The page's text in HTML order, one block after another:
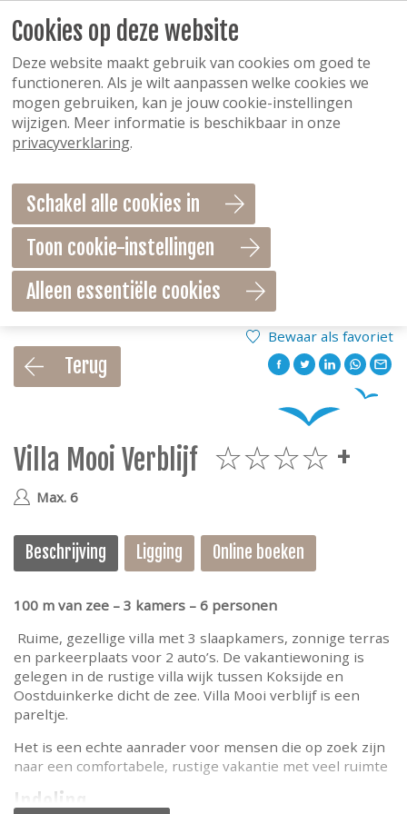
Bewaar als favoriet
Terug
Villa Mooi Verblijf
Max. 6
Beschrijving Ligging Online boeken
100 m van zee – 3 kamers – 6 personen
Ruime, gezellige villa met 3 slaapkamers, zonnige terras
en parkeerplaats voor 2 auto’s. De vakantiewoning is
gelegen in de rustige villa wijk tussen Koksijde en
Oostduinkerke dicht de zee. Villa Mooi verblijf is een
pareltje.
Het is een echte aanrader voor mensen die op zoek zijn
naar een comfortabele, rustige vakantie met veel ruimte
Indeling
Cookies op deze website
Deze website maakt gebruik van cookies om goed te
functioneren. Als je wilt aanpassen welke cookies we
mogen gebruiken, kan je jouw cookie-instellingen
wijzigen. Meer informatie is beschikbaar in onze
privacyverklaring.
Schakel alle cookies in
Toon cookie-instellingen
Alleen essentiële cookies